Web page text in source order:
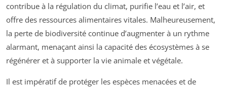
contribue à la régulation du climat, purifie l’eau et l’air, et
offre des ressources alimentaires vitales. Malheureusement,
la perte de biodiversité continue d’augmenter à un rythme
alarmant, menaçant ainsi la capacité des écosystèmes à se
régénérer et à supporter la vie animale et végétale.
Il est impératif de protéger les espèces menacées et de